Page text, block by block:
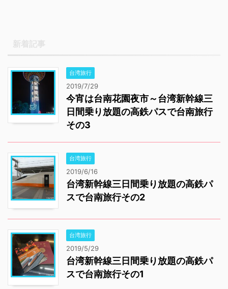
（日本語予約サイト）1.1
台湾高鐵でのネット予約
方法1.2 ...
台湾旅行
2019/7/29
今宵は台南花園夜市～台湾新幹線三
日間乗り放題の高鉄パスで台南旅行
その3
台湾旅行
2019/6/16
台湾新幹線三日間乗り放題の高鉄パ
スで台南旅行その2
台湾旅行
2019/5/29
台湾新幹線三日間乗り放題の高鉄パ
スで台南旅行その1